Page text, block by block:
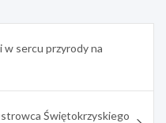
w sercu przyrody na
Świętokrzyskiego